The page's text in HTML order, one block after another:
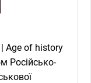
Age of history
Російсько-